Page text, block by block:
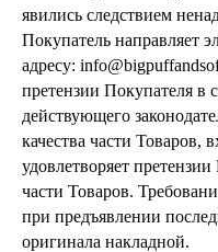
явились следствием
Покупатель направляет
адресу:
претензии Покупателя в
действующего
качества части Товаров,
удовлетворяет
части Товаров.
при предъявлении
оригинала накладной.